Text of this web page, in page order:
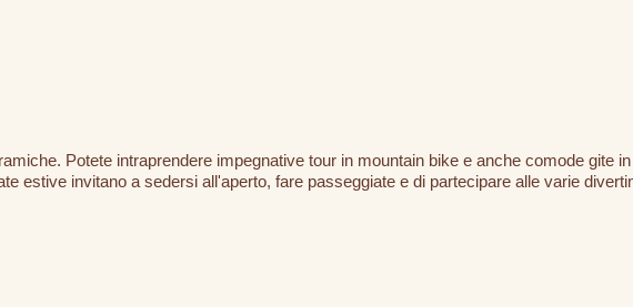
Potete intraprendere impegnative tour in mountain bike e anche comode gite
estive invitano a sedersi all'aperto, fare passeggiate e di partecipare alle varie